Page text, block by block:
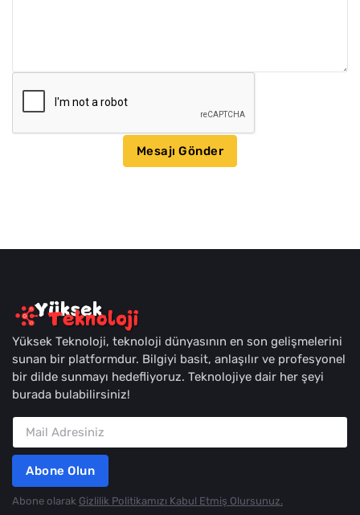
Mesajı Gönder
Yüksek Teknoloji, teknoloji dünyasının en son gelişmelerini
sunan bir platformdur. Bilgiyi basit, anlaşılır ve profesyonel
bir dilde sunmayı hedefliyoruz. Teknolojiye dair her şeyi
burada bulabilirsiniz!
Abone Olun
Abone olarak Gizlilik Politikamızı Kabul Etmiş Olursunuz.